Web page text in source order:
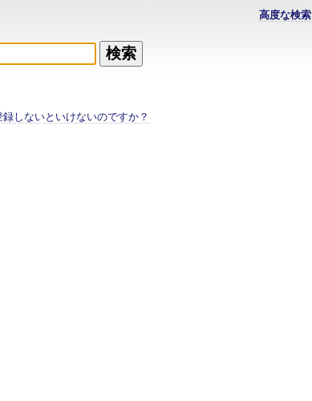
高度な検索
しないといけないのですか？